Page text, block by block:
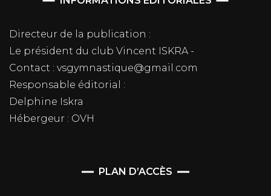
Directeur de la publication :
Le président du club Vincent ISKRA -
Contact : vsgymnastique@gmail.com
Responsable éditorial :
Delphine Iskra
Hébergeur : OVH
PLAN D’ACCÈS